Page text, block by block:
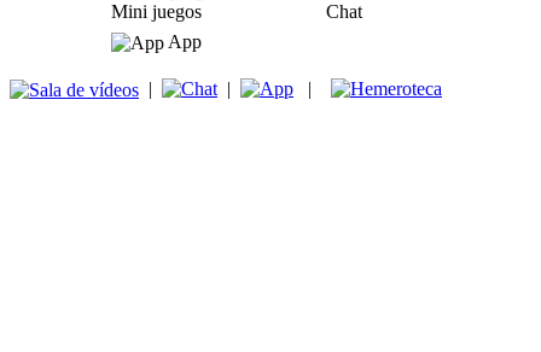
Mini juegos
Chat
App
| | |